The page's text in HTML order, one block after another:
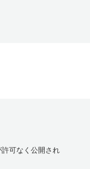
可なく公開され